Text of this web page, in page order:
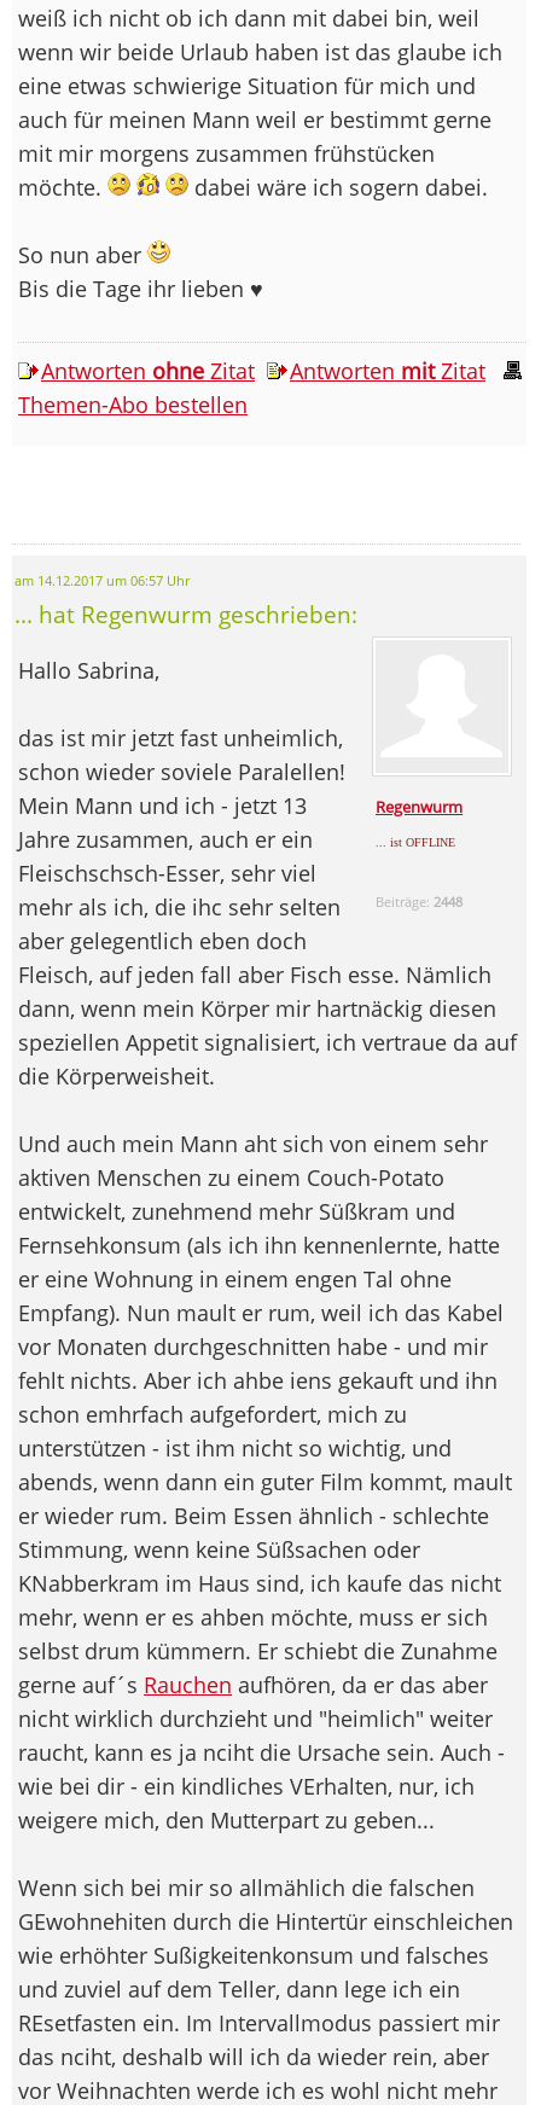
weiß ich nicht ob ich dann mit dabei bin, weil
wenn wir beide Urlaub haben ist das glaube ich
eine etwas schwierige Situation für mich und
auch für meinen Mann weil er bestimmt gerne
mit mir morgens zusammen frühstücken
möchte.
dabei wäre ich sogern dabei.
So nun aber
Bis die Tage ihr lieben ♥
Antworten ohne Zitat Antworten mitZitat
Themen-Abo bestellen
am 14.12.2017 um 06:57 Uhr
... hat Regenwurm geschrieben:
Regenwurm
... ist OFFLINE
Beiträge: 2448
Hallo Sabrina,
das ist mir jetzt fast unheimlich,
schon wieder soviele Paralellen!
Mein Mann und ich - jetzt 13
Jahre zusammen, auch er ein
Fleischschsch-Esser, sehr viel
mehr als ich, die ihc sehr selten
aber gelegentlich eben doch
Fleisch, auf jeden fall aber Fisch esse. Nämlich
dann, wenn mein Körper mir hartnäckig diesen
speziellen Appetit signalisiert, ich vertraue da auf
die Körperweisheit.
Und auch mein Mann aht sich von einem sehr
aktiven Menschen zu einem Couch-Potato
entwickelt, zunehmend mehr Süßkram und
Fernsehkonsum (als ich ihn kennenlernte, hatte
er eine Wohnung in einem engen Tal ohne
Empfang). Nun mault er rum, weil ich das Kabel
vor Monaten durchgeschnitten habe - und mir
fehlt nichts. Aber ich ahbe iens gekauft und ihn
schon emhrfach aufgefordert, mich zu
unterstützen - ist ihm nicht so wichtig, und
abends, wenn dann ein guter Film kommt, mault
er wieder rum. Beim Essen ähnlich - schlechte
Stimmung, wenn keine Süßsachen oder
KNabberkram im Haus sind, ich kaufe das nicht
mehr, wenn er es ahben möchte, muss er sich
selbst drum kümmern. Er schiebt die Zunahme
gerne auf´s Rauchen aufhören, da er das aber
nicht wirklich durchzieht und "heimlich" weiter
raucht, kann es ja nciht die Ursache sein. Auch -
wie bei dir - ein kindliches VErhalten, nur, ich
weigere mich, den Mutterpart zu geben...
Wenn sich bei mir so allmählich die falschen
GEwohnehiten durch die Hintertür einschleichen
wie erhöhter Sußigkeitenkonsum und falsches
und zuviel auf dem Teller, dann lege ich ein
REsetfasten ein. Im Intervallmodus passiert mir
das nciht, deshalb will ich da wieder rein, aber
vor Weihnachten werde ich es wohl nicht mehr